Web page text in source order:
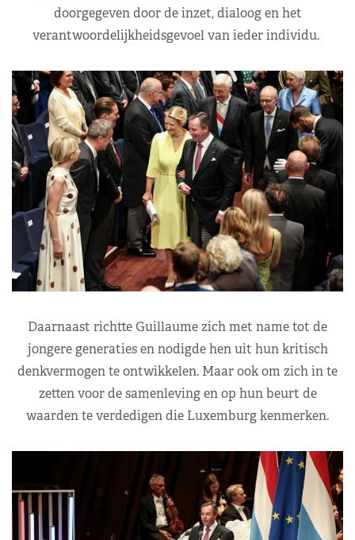
doorgegeven door de inzet, dialoog en het
verantwoordelijkheidsgevoel van ieder individu.
Daarnaast richtte Guillaume zich met name tot de
jongere generaties en nodigde hen uit hun kritisch
denkvermogen te ontwikkelen. Maar ook om zich in te
zetten voor de samenleving en op hun beurt de
waarden te verdedigen die Luxemburg kenmerken.